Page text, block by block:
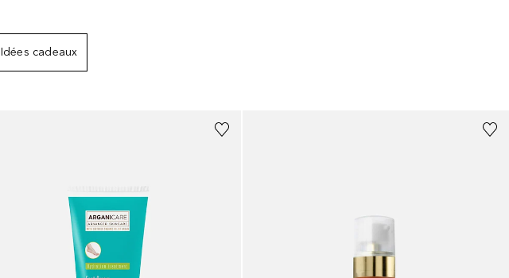
Idées cadeaux